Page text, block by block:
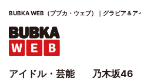
BUBKA WEB（ブブカ・ウェブ）｜グラビア＆ア
アイドル・芸能 乃木坂46